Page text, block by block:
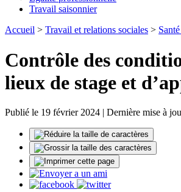
Travail saisonnier
Accueil > Travail et relations sociales >
Contrôle des
lieux de stage et
Publié le 19 février 2024 | Dernière mise à